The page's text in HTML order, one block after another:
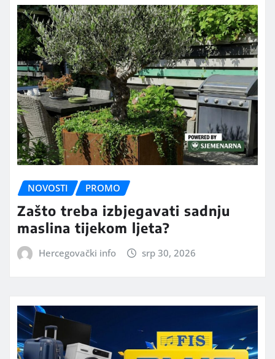
NOVOSTI PROMO
Zašto treba izbjegavati sadnju
maslina tijekom ljeta?
Hercegovački info srp 30, 2026